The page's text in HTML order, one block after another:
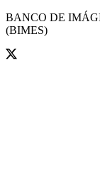
BANCO DE
(BIMES)